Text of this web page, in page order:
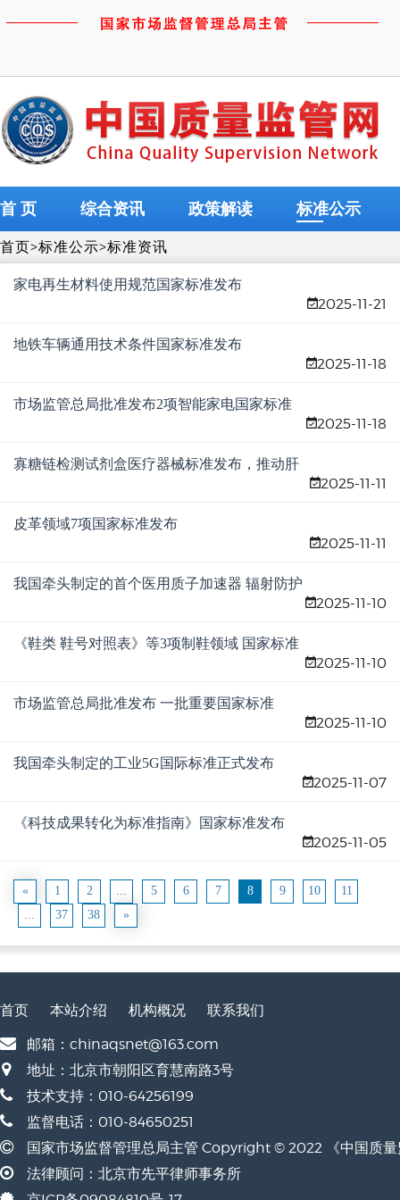
首 页 综合资讯 政策解读 标准公示
首页>标准公示>标准资讯
家电再生材料使用规范国家标准发布
2025-11-21
地铁车辆通用技术条件国家标准发布
2025-11-18
市场监管总局批准发布2项智能家电国家标准
2025-11-18
寡糖链检测试剂盒医疗器械标准发布，推动肝
2025-11-11
皮革领域7项国家标准发布
2025-11-11
我国牵头制定的首个医用质子加速器 辐射防护
2025-11-10
《鞋类 鞋号对照表》等3项制鞋领域 国家标准
2025-11-10
市场监管总局批准发布 一批重要国家标准
2025-11-10
我国牵头制定的工业5G国际标准正式发布
2025-11-07
《科技成果转化为标准指南》国家标准发布
2025-11-05
« 1 2 ... 5 6 7 8 9 10
11
...
37 38 »
首页 本站介绍 机构概况
联系我们
邮箱：chinaqsnet@163.com
地址：北京市朝阳区育慧南路3号
技术支持：010-64256199
监督电话：010-84650251
国家市场监督管理总局主管 Copyright © 2022 《中国质
法律顾问：北京市先平律师事务所